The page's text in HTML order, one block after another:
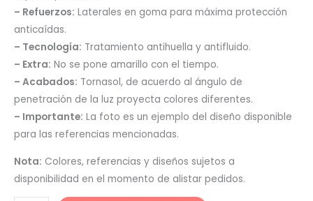
– Refuerzos: Laterales en goma para máxima protección
anticaídas.
– Tecnología: Tratamiento antihuella y antifluido.
– Extra: No se pone amarillo con el tiempo.
– Acabados: Tornasol, de acuerdo al ángulo de
penetración de la luz proyecta colores diferentes.
– Importante: La foto es un ejemplo del diseño disponible
para las referencias mencionadas.
Nota: Colores, referencias y diseños sujetos a
disponibilidad en el momento de alistar pedidos.